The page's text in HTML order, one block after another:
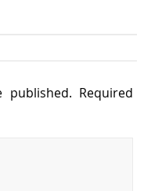
Required